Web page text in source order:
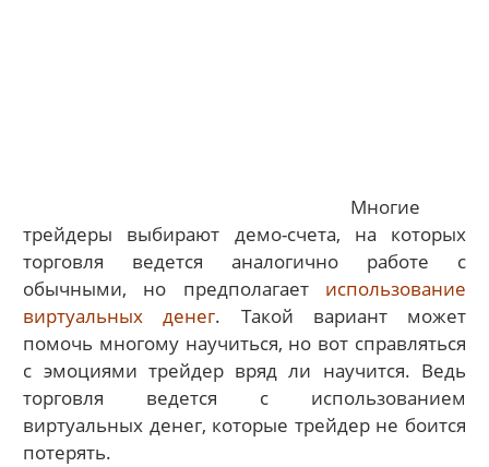
Многие
трейдеры выбирают демо-счета, на которых
торговля ведется аналогично работе с
обычными, но предполагает использование
виртуальных денег. Такой вариант может
помочь многому научиться, но вот справляться
с эмоциями трейдер вряд ли научится. Ведь
торговля ведется с использованием
виртуальных денег, которые трейдер не боится
потерять.